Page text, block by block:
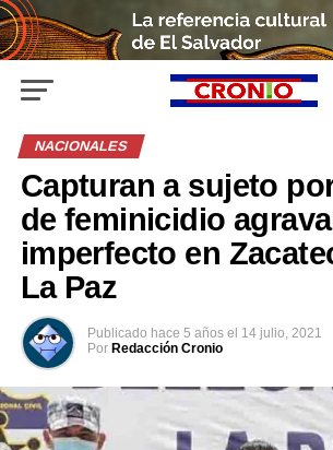
NACIONALES
Capturan a sujeto
de feminicidio
imperfecto en
La Paz
Publicado hace 5 años el 14 julio, 2021
Por Redacción Cronio